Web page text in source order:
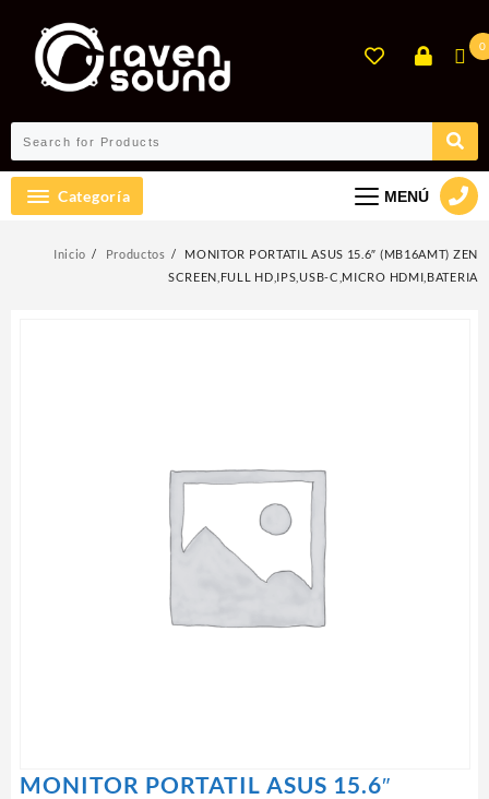
contenido
0
Categoría MENÚ
Inicio Productos
MONITOR PORTATIL ASUS 15.6″ (MB16AMT) ZEN
SCREEN,FULL HD,IPS,USB-C,MICRO HDMI,BATERIA
MONITOR PORTATIL ASUS 15.6″